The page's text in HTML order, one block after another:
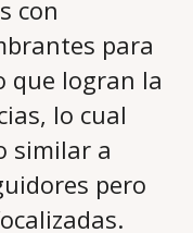
con
para
que logran la
lo cual
similar a
pero